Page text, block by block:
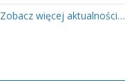
Zobacz więcej aktualności…